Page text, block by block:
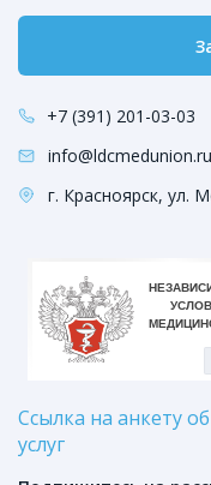
+7 (391) 201-03-03
info@ldcmedunion.ru
г. Красноярск, ул.
Ссылка на анкету
услуг